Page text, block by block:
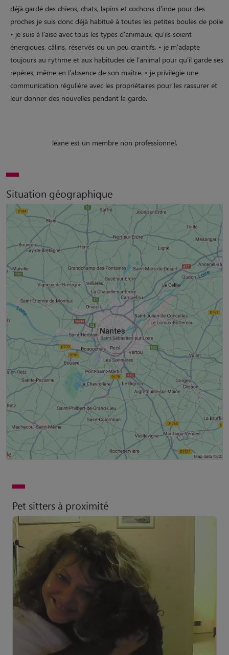
déjà gardé des chiens, chats, lapins et cochons d'inde pour des
proches je suis donc déjà habitué à toutes les petites boules de poile
• je suis à l'aise avec tous les types d'animaux, qu'ils soient
énergiques, câlins, réservés ou un peu craintifs. • je m'adapte
toujours au rythme et aux habitudes de l'animal pour qu'il garde ses
repères, même en l'absence de son maître. • je privilégie une
communication régulière avec les propriétaires pour les rassurer et
leur donner des nouvelles pendant la garde.
léane est un membre non professionnel.
Situation géographique
Pet sitters à proximité